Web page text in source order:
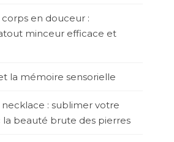
en douceur :
minceur efficace et
la mémoire sensorielle
necklace : sublimer votre
beauté brute des pierres